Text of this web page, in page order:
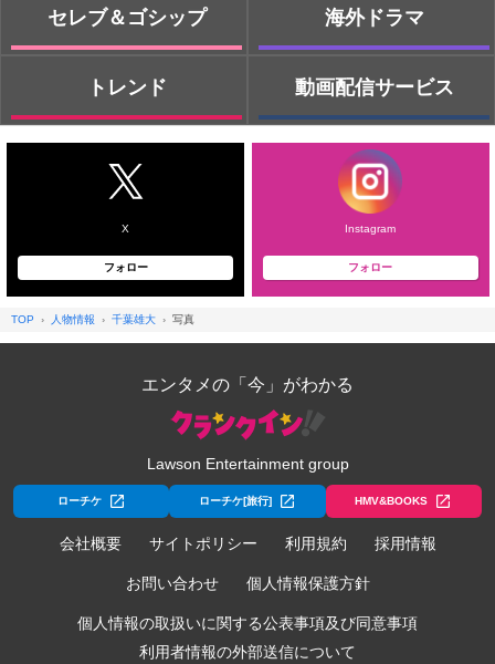
セレブ＆ゴシップ
トレンド
海外ドラマ
動画配信サービス
X
フォロー
Instagram
フォロー
TOP 人物情報 千葉雄大 写真
エンタメの「今」がわかる
Lawson Entertainment group
ローチケ ローチケ[旅行] HMV&BOOKS
会社概要 サイトポリシー 利用規約 採用情報
お問い合わせ 個人情報保護方針
個人情報の取扱いに関する公表事項及び同意事項
利用者情報の外部送信について